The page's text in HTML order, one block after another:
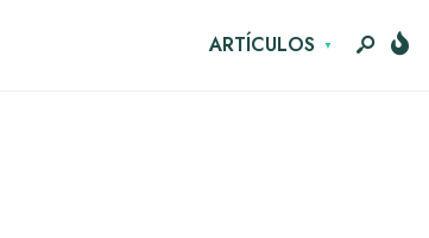
ARTÍCULOS